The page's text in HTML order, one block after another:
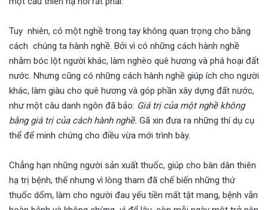
Tuy nhiên, có một nghề trong tay không quan trọng cho bằng
cách chúng ta hành nghề. Bởi vì có những cách hành nghề
nhằm bóc lột người khác, làm nghèo quê hương và phá hoại đất
nước. Nhưng cũng có những cách hành nghề giúp ích cho người
khác, làm giàu cho quê hương và góp phần xây dựng đất nước,
như một câu danh ngôn đã bảo: Giá trị của một nghề không
bằng giá trị của cách hành nghề. Gã xin đưa ra những thí dụ cụ
thể để minh chứng cho điều vừa mới trình bày.
Chẳng hạn những người sản xuất thuốc, giúp cho bàn dân thiên
hạ trị bệnh, thế nhưng vì lòng tham đã chế biến những thứ
thuốc dổm, làm cho người đau yếu tiền mất tật mang, bệnh vẫn